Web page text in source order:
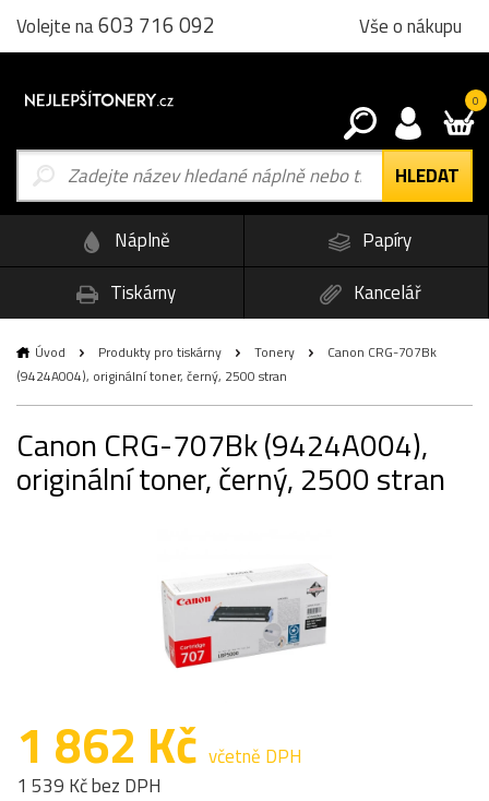
Volejte na603 716 092 Vše o nákupu
0
Náplně
Papíry
Tiskárny
Kancelář
Úvod Produkty pro tiskárny Tonery
Canon CRG-707Bk
(9424A004), originální toner, černý, 2500 stran
Canon CRG-707Bk (9424A004),
originální toner, černý, 2500 stran
1 862 Kč včetně DPH
1 539 Kč bez DPH